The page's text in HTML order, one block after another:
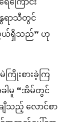
ရာသီတွင်
ဖွယ်ရှိသည်” ဟု
ြိုးစားခဲ့ကြ
မူ “အိမ်တွင်
ျီသည့် လောင်စာ